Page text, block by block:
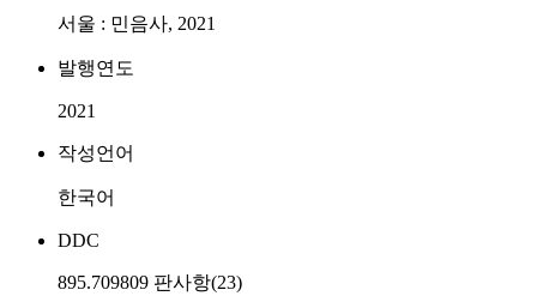
서울 : 민음사, 2021
발행연도
2021
작성언어
한국어
DDC
895.709809 판사항(23)